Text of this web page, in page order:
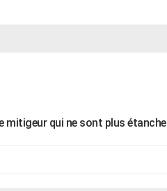
mitigeur qui ne sont plus étanche